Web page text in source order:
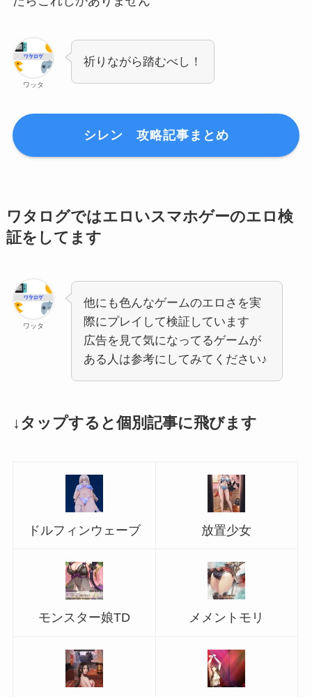
ワッタ
祈りながら踏むべし！
シレン 攻略記事まとめ
ワタログではエロいスマホゲーのエロ検
証をしてます
ワッタ
他にも色んなゲームのエロさを実
際にプレイして検証しています
広告を見て気になってるゲームが
ある人は参考にしてみてください♪
↓タップすると個別記事に飛びます
ドルフィンウェーブ 放置少女
モンスター娘TD メメントモリ